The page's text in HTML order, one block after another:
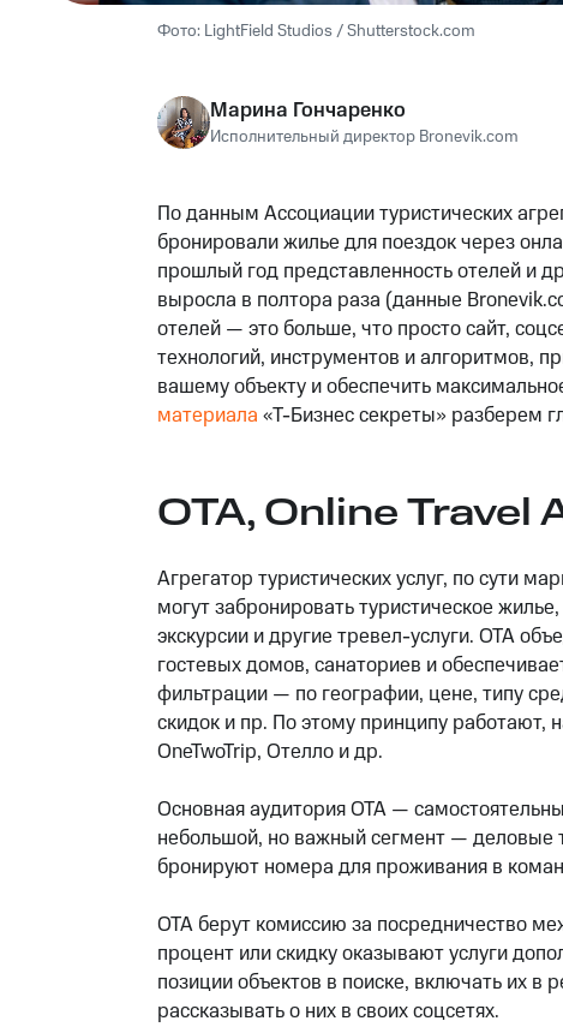
LightField Studios / Shutterstock.com
Марина Гончаренко
Исполнительный директор Bronevik.com
По данным Ассоциации туристических
бронировали жилье для поездок через
прошлый год представленность отелей и
выросла в полтора раза (данные
отелей — это больше, что просто сайт,
технологий, инструментов и алгоритмов,
вашему объекту и обеспечить
материала «Т-Бизнес секреты» разберем
OTA, Online Travel
Агрегатор туристических услуг, по сути
могут забронировать туристическое
экскурсии и другие тревел-услуги. ОТА
гостевых домов, санаториев и
фильтрации — по географии, цене, типу
скидок и пр. По этому принципу работают,
OneTwoTrip, Отелло и др.
Основная аудитория ОТА —
небольшой, но важный сегмент — деловые
бронируют номера для проживания в
ОТА берут комиссию за посредничество
процент или скидку оказывают услуги
позиции объектов в поиске, включать их
рассказывать о них в своих соцсетях.